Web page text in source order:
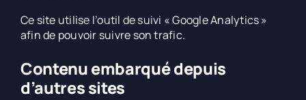
Ce site utilise l’outil de suivi « Google Analytics »
afin de pouvoir suivre son trafic.
Contenu embarqué depuis
d’autres sites